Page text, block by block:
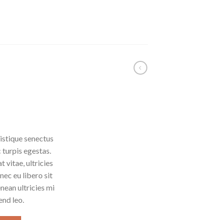
senectus
egestas.
vitae, ultricies
eu libero sit
ultricies mi
leo.